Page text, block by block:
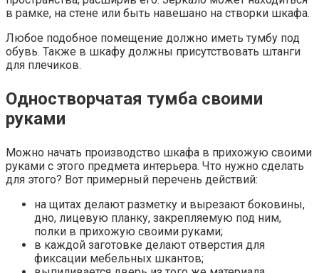
в рамке, на стене или быть навешано на створки шкафа.
Любое подобное помещение должно иметь тумбу под
обувь. Также в шкафу должны присутствовать штанги
для плечиков.
Одностворчатая тумба своими
руками
Можно начать производство шкафа в прихожую своими
руками с этого предмета интерьера. Что нужно сделать
для этого? Вот примерный перечень действий:
на щитах делают разметку и вырезают боковины,
дно, лицевую планку, закрепляемую под ним,
полки в прихожую своими руками;
в каждой заготовке делают отверстия для
фиксации мебельных шкантов;